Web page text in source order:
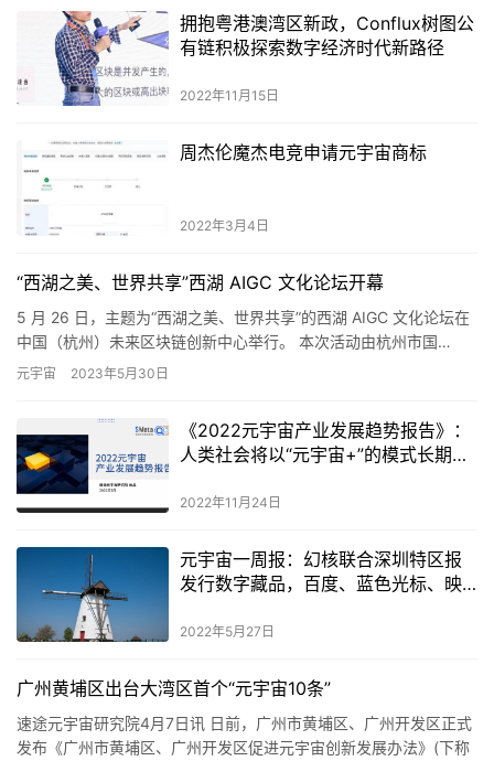
拥抱粤港澳湾区新政，Conflux树图公
有链积极探索数字经济时代新路径
2022年11月15日
周杰伦魔杰电竞申请元宇宙商标
2022年3月4日
“西湖之美、世界共享”西湖 AIGC 文化论坛开幕
5 月 26 日，主题为“西湖之美、世界共享”的西湖 AIGC 文化论坛在
中国（杭州）未来区块链创新中心举行。 本次活动由杭州市国…
元宇宙 2023年5月30日
《2022元宇宙产业发展趋势报告》：
人类社会将以“元宇宙+”的模式长期存
2022年11月24日
元宇宙一周报：幻核联合深圳特区报
发行数字藏品，百度、蓝色光标、映
2022年5月27日
广州黄埔区出台大湾区首个“元宇宙10条”
速途元宇宙研究院4月7日讯 日前，广州市黄埔区、广州开发区正式
发布《广州市黄埔区、广州开发区促进元宇宙创新发展办法》(下称